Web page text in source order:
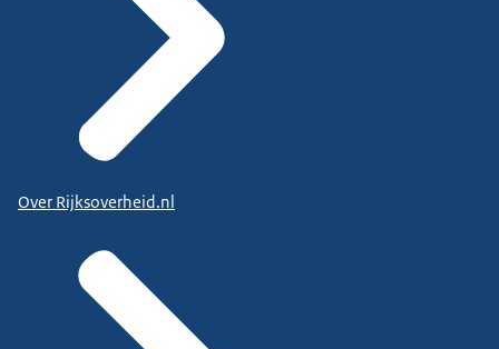
Over Rijksoverheid.nl